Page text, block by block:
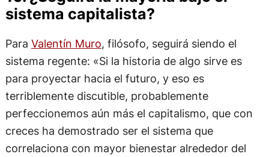
sistema capitalista?
Para Valentín Muro, filósofo, seguirá siendo el
sistema regente: «Si la historia de algo sirve es
para proyectar hacia el futuro, y eso es
terriblemente discutible, probablemente
perfeccionemos aún más el capitalismo, que con
creces ha demostrado ser el sistema que
correlaciona con mayor bienestar alrededor del